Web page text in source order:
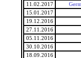
11.02.2017
15.01.2017
19.12.2016
27.11.2016
05.11.2016
30.10.2016
18.09.2016